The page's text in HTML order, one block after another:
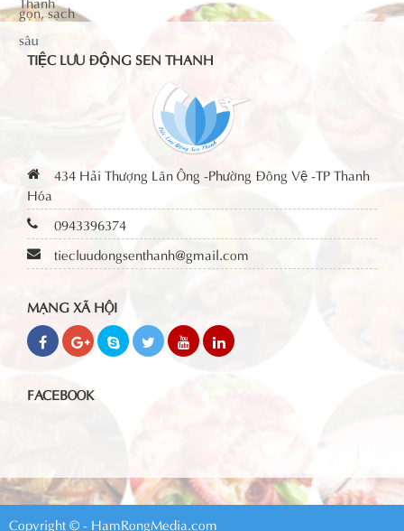
TIỆC LƯU ĐỘNG SEN THANH
434 Hải Thượng Lãn Ông -Phường Đông Vệ -TP Thanh
Hóa
0943396374
tiecluudongsenthanh@gmail.com
MẠNG XÃ HỘI
FACEBOOK
Copyright © - HamRongMedia.com